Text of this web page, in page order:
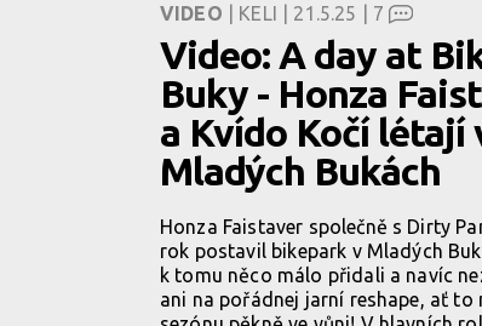
VIDEO | KELI | 21.5.25 | 7
Video: A day at
Buky - Honza
a Kvído Kočí létají
Mladých Bukách
Honza Faistaver společně s Dirty
rok postavil bikepark v Mladých
k tomu něco málo přidali a navíc
ani na pořádnej jarní reshape, ať to